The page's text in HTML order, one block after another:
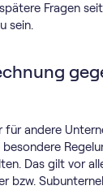
Fragen
sein.
für andere
Das gilt vor
bzw.